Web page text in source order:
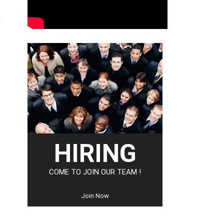
HIRING
COME TO JOIN OUR TEAM !
Join Now